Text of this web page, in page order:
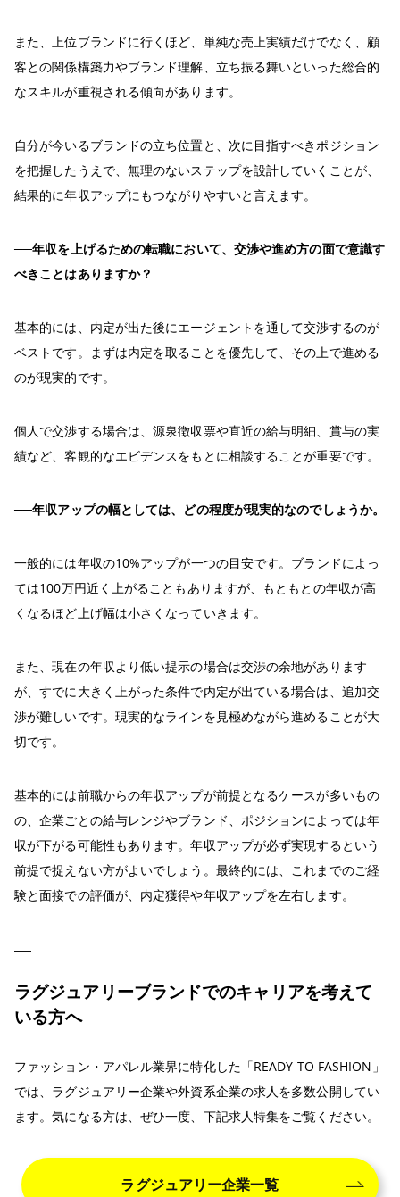
また、上位ブランドに行くほど、単純な売上実績だけでなく、顧
客との関係構築力やブランド理解、立ち振る舞いといった総合的
なスキルが重視される傾向があります。
自分が今いるブランドの立ち位置と、次に目指すべきポジション
を把握したうえで、無理のないステップを設計していくことが、
結果的に年収アップにもつながりやすいと言えます。
──年収を上げるための転職において、交渉や進め方の面で意識す
べきことはありますか？
基本的には、内定が出た後にエージェントを通して交渉するのが
ベストです。まずは内定を取ることを優先して、その上で進める
のが現実的です。
個人で交渉する場合は、源泉徴収票や直近の給与明細、賞与の実
績など、客観的なエビデンスをもとに相談することが重要です。
──年収アップの幅としては、どの程度が現実的なのでしょうか。
一般的には年収の10%アップが一つの目安です。ブランドによっ
ては100万円近く上がることもありますが、もともとの年収が高
くなるほど上げ幅は小さくなっていきます。
また、現在の年収より低い提示の場合は交渉の余地があります
が、すでに大きく上がった条件で内定が出ている場合は、追加交
渉が難しいです。現実的なラインを見極めながら進めることが大
切です。
基本的には前職からの年収アップが前提となるケースが多いもの
の、企業ごとの給与レンジやブランド、ポジションによっては年
収が下がる可能性もあります。年収アップが必ず実現するという
前提で捉えない方がよいでしょう。最終的には、これまでのご経
験と面接での評価が、内定獲得や年収アップを左右します。
ラグジュアリーブランドでのキャリアを考えて
いる方へ
ファッション・アパレル業界に特化した「READY TO FASHION」
では、ラグジュアリー企業や外資系企業の求人を多数公開してい
ます。気になる方は、ぜひ一度、下記求人特集をご覧ください。
ラグジュアリー企業一覧